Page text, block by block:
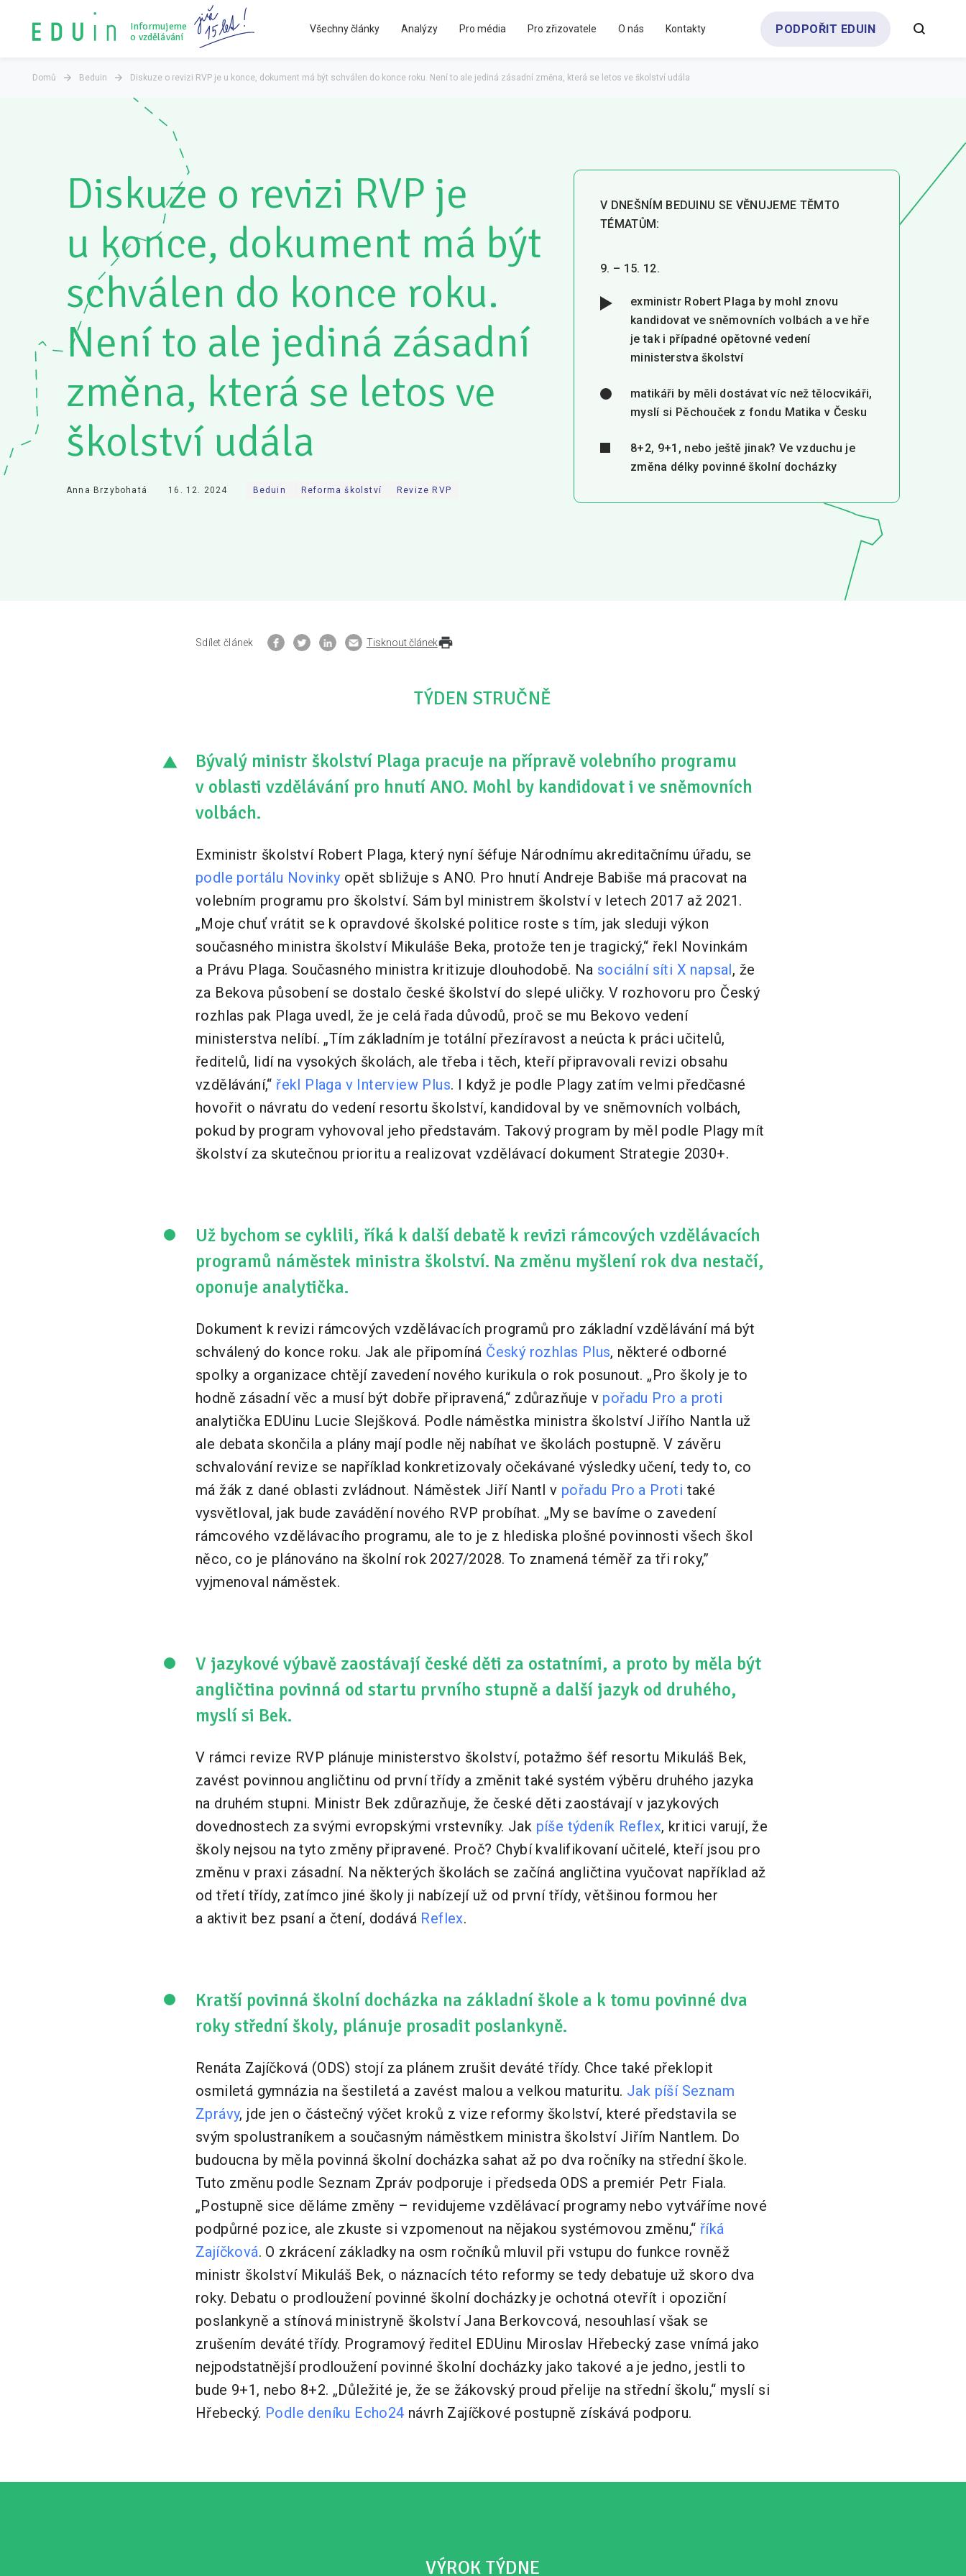
Informujeme
o vzdělávání
Všechny články
Všechny články Týdeník bEDUin
Analýzy
Audit vzdělávacího systému Všechny analýzy
Pro média
Tiskové zprávy
Pro zřizovatele
Konference Lepší škola Kápézetka - průvodce pro zřizovatele
O nás
O nás Partneři a dárci
Kontakty PODPOŘIT EDUIN
Domů Beduin Diskuze o revizi RVP je u konce, dokument má být schválen do konce roku. Není to ale jediná zásadní změna, která se letos ve školství udála
Diskuze o revizi RVP je
u konce, dokument má být
schválen do konce roku.
Není to ale jediná zásadní
změna, která se letos ve
školství udála
Anna Brzybohatá 16. 12. 2024 Beduin Reforma školství Revize RVP
V DNEŠNÍM BEDUINU SE VĚNUJEME TĚMTO
TÉMATŮM:
9. – 15. 12.
exministr Robert Plaga by mohl znovu
kandidovat ve sněmovních volbách a ve hře
je tak i případné opětovné vedení
ministerstva školství
matikáři by měli dostávat víc než tělocvikáři,
myslí si Pěchouček z fondu Matika v Česku
8+2, 9+1, nebo ještě jinak? Ve vzduchu je
změna délky povinné školní docházky
Sdílet článek Tisknout článek
TÝDEN STRUČNĚ
Bývalý ministr školství Plaga pracuje na přípravě volebního programu
v oblasti vzdělávání pro hnutí ANO. Mohl by kandidovat i ve sněmovních
volbách.
Exministr školství Robert Plaga, který nyní šéfuje Národnímu akreditačnímu úřadu, se
podle portálu Novinky opět sbližuje s ANO. Pro hnutí Andreje Babiše má pracovat na
volebním programu pro školství. Sám byl ministrem školství v letech 2017 až 2021.
„Moje chuť vrátit se k opravdové školské politice roste s tím, jak sleduji výkon
současného ministra školství Mikuláše Beka, protože ten je tragický,“ řekl Novinkám
a Právu Plaga. Současného ministra kritizuje dlouhodobě. Na sociální síti X napsal, že
za Bekova působení se dostalo české školství do slepé uličky. V rozhovoru pro Český
rozhlas pak Plaga uvedl, že je celá řada důvodů, proč se mu Bekovo vedení
ministerstva nelíbí. „Tím základním je totální přezíravost a neúcta k práci učitelů,
ředitelů, lidí na vysokých školách, ale třeba i těch, kteří připravovali revizi obsahu
vzdělávání,“ řekl Plaga v Interview Plus. I když je podle Plagy zatím velmi předčasné
hovořit o návratu do vedení resortu školství, kandidoval by ve sněmovních volbách,
pokud by program vyhovoval jeho představám. Takový program by měl podle Plagy mít
školství za skutečnou prioritu a realizovat vzdělávací dokument Strategie 2030+.
Už bychom se cyklili, říká k další debatě k revizi rámcových vzdělávacích
programů náměstek ministra školství. Na změnu myšlení rok dva nestačí,
oponuje analytička.
Dokument k revizi rámcových vzdělávacích programů pro základní vzdělávání má být
schválený do konce roku. Jak ale připomíná Český rozhlas Plus, některé odborné
spolky a organizace chtějí zavedení nového kurikula o rok posunout. „Pro školy je to
hodně zásadní věc a musí být dobře připravená,“ zdůrazňuje v pořadu Pro a proti
analytička EDUinu Lucie Slejšková. Podle náměstka ministra školství Jiřího Nantla už
ale debata skončila a plány mají podle něj nabíhat ve školách postupně. V závěru
schvalování revize se například konkretizovaly očekávané výsledky učení, tedy to, co
má žák z dané oblasti zvládnout. Náměstek Jiří Nantl v pořadu Pro a Proti také
vysvětloval, jak bude zavádění nového RVP probíhat. „My se bavíme o zavedení
rámcového vzdělávacího programu, ale to je z hlediska plošné povinnosti všech škol
něco, co je plánováno na školní rok 2027/2028. To znamená téměř za tři roky,”
vyjmenoval náměstek.
V jazykové výbavě zaostávají české děti za ostatními, a proto by měla být
angličtina povinná od startu prvního stupně a další jazyk od druhého,
myslí si Bek.
V rámci revize RVP plánuje ministerstvo školství, potažmo šéf resortu Mikuláš Bek,
zavést povinnou angličtinu od první třídy a změnit také systém výběru druhého jazyka
na druhém stupni. Ministr Bek zdůrazňuje, že české děti zaostávají v jazykových
dovednostech za svými evropskými vrstevníky. Jak píše týdeník Reflex, kritici varují, že
školy nejsou na tyto změny připravené. Proč? Chybí kvalifikovaní učitelé, kteří jsou pro
změnu v praxi zásadní. Na některých školách se začíná angličtina vyučovat například až
od třetí třídy, zatímco jiné školy ji nabízejí už od první třídy, většinou formou her
a aktivit bez psaní a čtení, dodává Reflex.
Kratší povinná školní docházka na základní škole a k tomu povinné dva
roky střední školy, plánuje prosadit poslankyně.
Renáta Zajíčková (ODS) stojí za plánem zrušit deváté třídy. Chce také překlopit
osmiletá gymnázia na šestiletá a zavést malou a velkou maturitu. Jak píší Seznam
Zprávy, jde jen o částečný výčet kroků z vize reformy školství, které představila se
svým spolustraníkem a současným náměstkem ministra školství Jiřím Nantlem. Do
budoucna by měla povinná školní docházka sahat až po dva ročníky na střední škole.
Tuto změnu podle Seznam Zpráv podporuje i předseda ODS a premiér Petr Fiala.
„Postupně sice děláme změny – revidujeme vzdělávací programy nebo vytváříme nové
podpůrné pozice, ale zkuste si vzpomenout na nějakou systémovou změnu,“ říká
Zajíčková. O zkrácení základky na osm ročníků mluvil při vstupu do funkce rovněž
ministr školství Mikuláš Bek, o náznacích této reformy se tedy debatuje už skoro dva
roky. Debatu o prodloužení povinné školní docházky je ochotná otevřít i opoziční
poslankyně a stínová ministryně školství Jana Berkovcová, nesouhlasí však se
zrušením deváté třídy. Programový ředitel EDUinu Miroslav Hřebecký zase vnímá jako
nejpodstatnější prodloužení povinné školní docházky jako takové a je jedno, jestli to
bude 9+1, nebo 8+2. „Důležité je, že se žákovský proud přelije na střední školu,“ myslí si
Hřebecký. Podle deníku Echo24 návrh Zajíčkové postupně získává podporu.
VÝROK TÝDNE